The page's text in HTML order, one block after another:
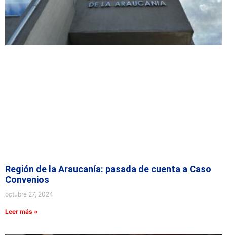
Región de la Araucanía: pasada de cuenta a Caso
Convenios
octubre 27, 2024
Leer más »